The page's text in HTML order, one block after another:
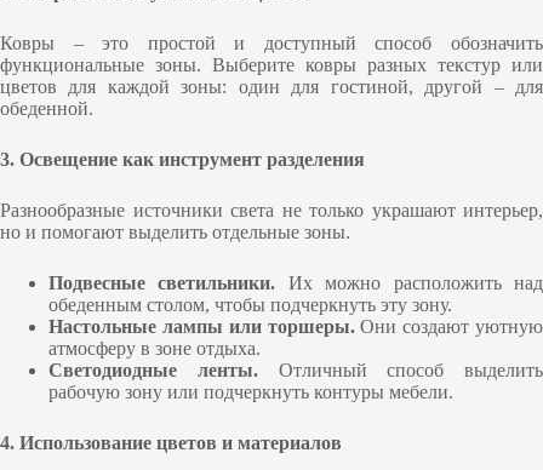
Ковры – это простой и доступный способ обозначить
функциональные зоны. Выберите ковры разных текстур или
цветов для каждой зоны: один для гостиной, другой – для
обеденной.
3. Освещение как инструмент разделения
Разнообразные источники света не только украшают интерьер,
но и помогают выделить отдельные зоны.
Подвесные светильники. Их можно расположить над
обеденным столом, чтобы подчеркнуть эту зону.
Настольные лампы или торшеры.Они создают уютную
атмосферу в зоне отдыха.
Светодиодные ленты.Отличный способ выделить
рабочую зону или подчеркнуть контуры мебели.
4. Использование цветов и материалов